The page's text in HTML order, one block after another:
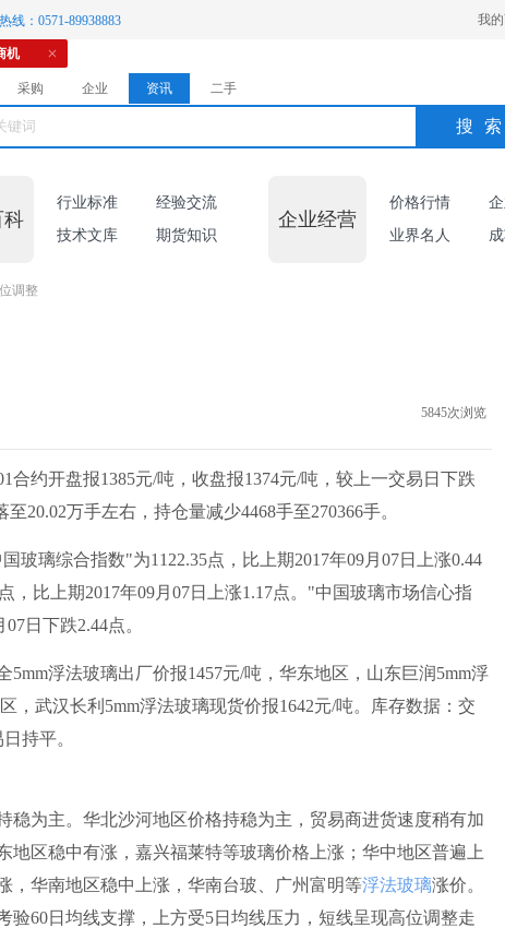
线：0571-89938883
机
我
采购 企业 资讯 二手
搜索
科
行业标准
经验交流
技术文库
期货知识
企业经营
价格行情
业界名人
调整
5845次浏览
合约开盘报1385元/吨，收盘报1374元/吨，较上一交易日下跌
20.02万手左右，持仓量减少4468手至270366手。
璃综合指数"为1122.35点，比上期2017年09月07日上涨0.44
，比上期2017年09月07日上涨1.17点。"中国玻璃市场信心指
日下跌2.44点。
浮法玻璃出厂价报1457元/吨，华东地区，山东巨润5mm浮
，武汉长利5mm浮法玻璃现货价报1642元/吨。库存数据：交
持平。
稳为主。华北沙河地区价格持稳为主，贸易商进货速度稍有加
地区稳中有涨，嘉兴福莱特等玻璃价格上涨；华中地区普遍上
，华南地区稳中上涨，华南台玻、广州富明等浮法玻璃涨价。
验60日均线支撑，上方受5日均线压力，短线呈现高位调整走